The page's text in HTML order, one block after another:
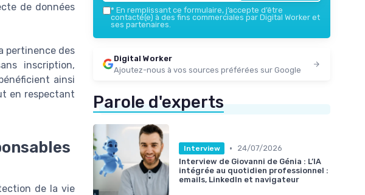
de données
pertinence des
inscription,
ainsi
en respectant
de la vie
* En remplissant ce formulaire, j’accepte d’être
contacté(e) à des fins commerciales par Digital Worker et
ses partenaires.
Digital Worker
Ajoutez-nous à vos sources préférées sur Google
Parole d'experts
Interview •
24/07/2026
Interview de Giovanni de Génia : L’IA
intégrée au quotidien professionnel :
emails, LinkedIn et navigateur